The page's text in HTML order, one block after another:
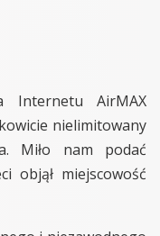
Internetu AirMAX
nielimitowany
Miło nam podać
objął miejscowość